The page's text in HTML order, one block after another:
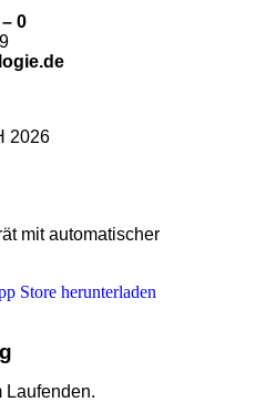
0
2026
mit automatischer
Laufenden.